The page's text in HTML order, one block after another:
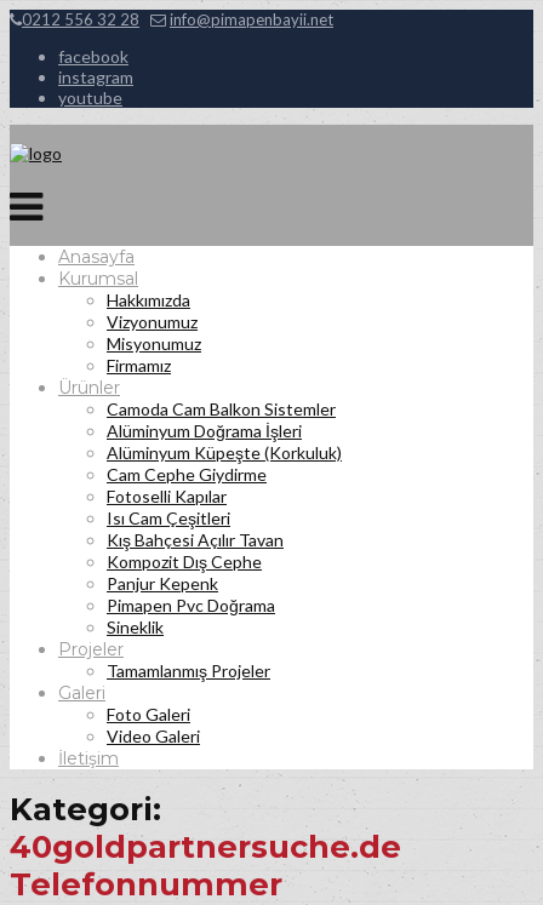
0212 556 32 28 info@pimapenbayii.net
facebook
instagram
youtube
Anasayfa
Kurumsal
Hakkımızda
Vizyonumuz
Misyonumuz
Firmamız
Ürünler
Camoda Cam Balkon Sistemler
Alüminyum Doğrama İşleri
Alüminyum Küpeşte (Korkuluk)
Cam Cephe Giydirme
Fotoselli Kapılar
Isı Cam Çeşitleri
Kış Bahçesi Açılır Tavan
Kompozit Dış Cephe
Panjur Kepenk
Pimapen Pvc Doğrama
Sineklik
Projeler
Tamamlanmış Projeler
Galeri
Foto Galeri
Video Galeri
İletişim
Kategori:
40goldpartnersuche.de
Telefonnummer